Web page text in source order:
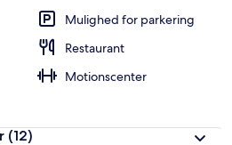
Mulighed for parkering
Restaurant
Motionscenter
(12)